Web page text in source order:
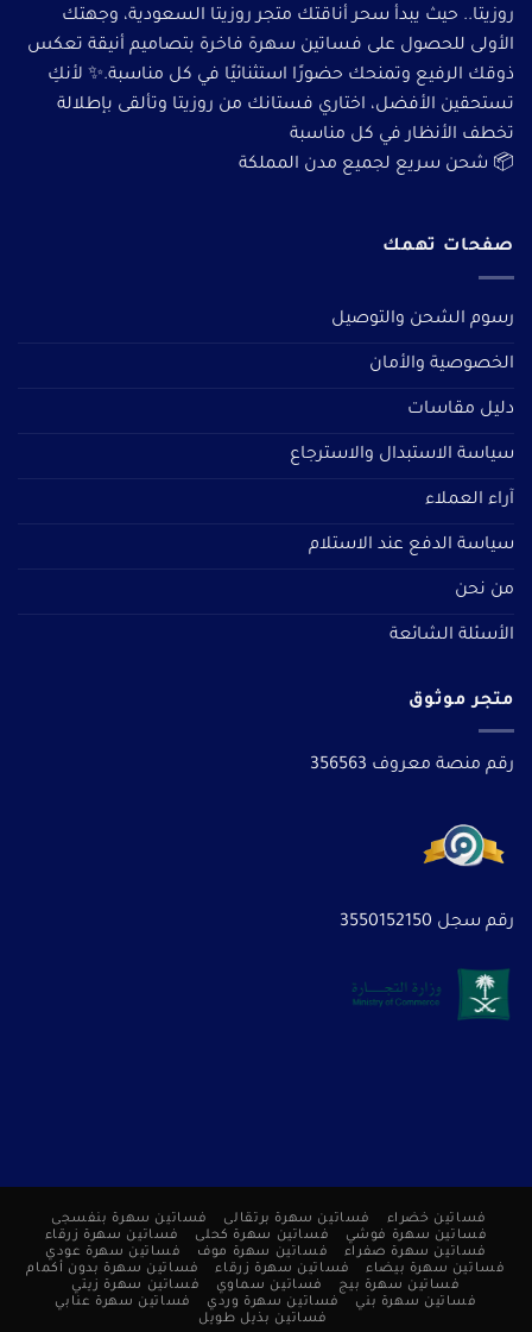
روزيتا.. حيث يبدأ سحر أناقتك متجر روزيتا السعودية، وجهتك
الأولى للحصول على فساتين سهرة فاخرة بتصاميم أنيقة تعكس
ذوقك الرفيع وتمنحك حضورًا استثنائيًا في كل مناسبة.✨ لأنكِ
تستحقين الأفضل، اختاري فستانك من روزيتا وتألقى بإطلالة
تخطف الأنظار في كل مناسبة
📦 شحن سريع لجميع مدن المملكة
صفحات تهمك
رسوم الشحن والتوصيل
الخصوصية والأمان
دليل مقاسات
سياسة الاستبدال والاسترجاع
آراء العملاء
سياسة الدفع عند الاستلام
من نحن
الأسئلة الشائعة
متجر موثوق
رقم منصة معروف 356563
رقم سجل 3550152150
فساتين خضراء فساتين سهرة برتقالى
فساتين سهرة بنفسجى
فساتين سهرة فوشي
فساتين سهرة كحلى
فساتين سهرة زرقاء
فساتين سهرة صفراء
فساتين سهرة موف
فساتين سهرة عودي
فساتين سهرة بيضاء
فساتين سهرة زرقاء
فساتين سهرة بدون أكمام
فساتين سهرة بيج
فساتين سماوي
فساتين سهرة زيتي
فساتين سهرة بني
فساتين سهرة وردي
فساتين سهرة عنابي
فساتين بذيل طويل